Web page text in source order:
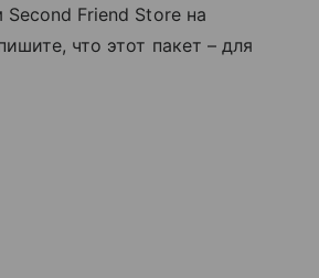
Friend Store на
что этот пакет – для